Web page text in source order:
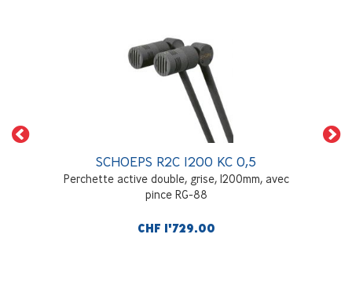
SCHOEPS R2C 1200 KC 0,5
Perchette active double, grise, 1200mm, avec
pince RG-88
CHF 1'729.00